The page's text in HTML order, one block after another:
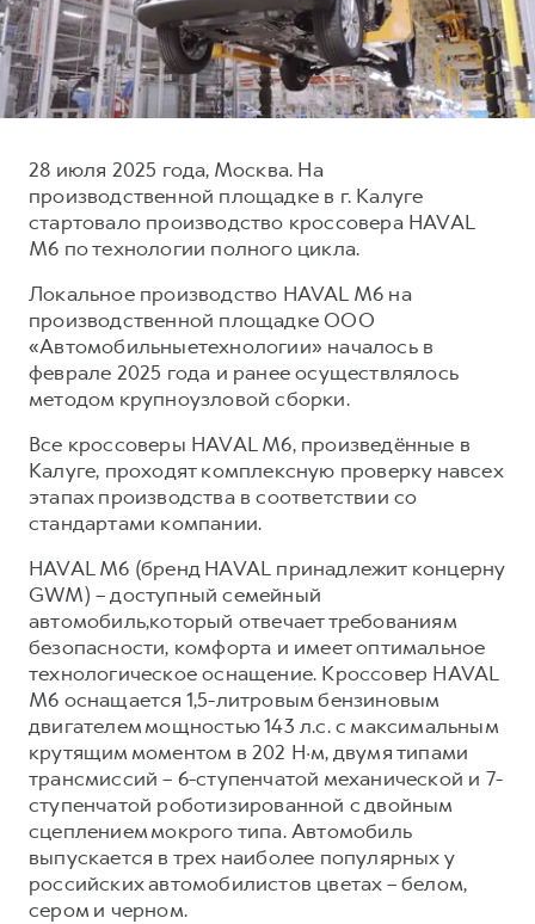
DARGO
от 3 199 000 ₽
DARGO X
от 3 499 000 ₽
F7 F7X
от 3 599 000 ₽
POER
от 3 449 000 ₽
Тест-драйв
Трейд-ин
Кредитный калькулятор
Страхование
КОРПОРАТИВНЫМ КЛИЕНТАМ
Для малого бизнеса
Крупным корпоративным клиентам
Система управления автопарком
Сервис для корпоративных клиентов
HAVAL Лизинг
АКСЕССУАРЫ HAVAL
Автомобильные аксессуары
Коллекция CITY
Коллекция Базовая
Коллекция Детская
СЕРВИСНОЕ ОБСЛУЖИВАНИЕ
Нулевое ТО
Программа «Помощь на дороге»
Электронный ПТС
GWM Безопасность
Гарантия HAVAL
Мобильное приложение GWM
Руководства по эксплуатации
Подписки
АКСЕССУАРЫ HAVAL
Автомобильные аксессуары
Коллекция CITY
Коллекция Базовая
Коллекция Детская
О дилере
Наша команда
Контакты
28 июля 2025 года, Москва. На
производственной площадке в г. Калуге
стартовало производство кроссовера HAVAL
M6 по технологии полного цикла.
Локальное производство HAVAL M6 на
производственной площадке ООО
«Автомобильныетехнологии» началось в
феврале 2025 года и ранее осуществлялось
методом крупноузловой сборки.
Все кроссоверы HAVAL M6, произведённые в
Калуге, проходят комплексную проверку навсех
этапах производства в соответствии со
стандартами компании.
HAVAL M6 (бренд HAVAL принадлежит концерну
GWM) – доступный семейный
автомобиль,который отвечает требованиям
безопасности, комфорта и имеет оптимальное
технологическое оснащение. Кроссовер HAVAL
M6 оснащается 1,5-литровым бензиновым
двигателем мощностью 143 л.с. с максимальным
крутящим моментом в 202 Н·м, двумя типами
трансмиссий – 6-ступенчатой механической и 7-
ступенчатой роботизированной с двойным
сцеплением мокрого типа. Автомобиль
выпускается в трех наиболее популярных у
российских автомобилистов цветах – белом,
сером и черном.